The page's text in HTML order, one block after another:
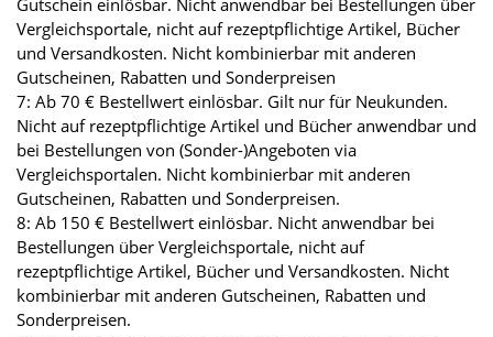
Gutschein einlösbar. Nicht anwendbar bei Bestellungen über
Vergleichsportale, nicht auf rezeptpflichtige Artikel, Bücher
und Versandkosten. Nicht kombinierbar mit anderen
Gutscheinen, Rabatten und Sonderpreisen
7: Ab 70 € Bestellwert einlösbar. Gilt nur für Neukunden.
Nicht auf rezeptpflichtige Artikel und Bücher anwendbar und
bei Bestellungen von (Sonder-)Angeboten via
Vergleichsportalen. Nicht kombinierbar mit anderen
Gutscheinen, Rabatten und Sonderpreisen.
8: Ab 150 € Bestellwert einlösbar. Nicht anwendbar bei
Bestellungen über Vergleichsportale, nicht auf
rezeptpflichtige Artikel, Bücher und Versandkosten. Nicht
kombinierbar mit anderen Gutscheinen, Rabatten und
Sonderpreisen.